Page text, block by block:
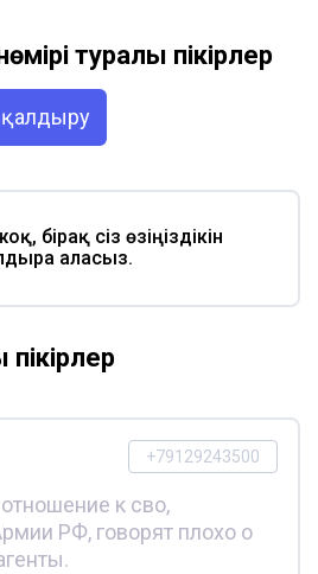
туралы пікірлер
қалдыру
бірақ сіз өзіңіздікін
аласыз.
+79129243500
к сво,
РФ, говорят плохо о